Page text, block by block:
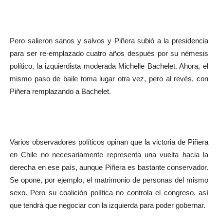
Pero salieron sanos y salvos y Piñera subió a la presidencia
para ser re-emplazado cuatro años después por su némesis
político, la izquierdista moderada Michelle Bachelet. Ahora, el
mismo paso de baile toma lugar otra vez, pero al revés, con
Piñera remplazando a Bachelet.
Varios observadores políticos opinan que la victoria de Piñera
en Chile no necesariamente representa una vuelta hacia la
derecha en ese país, aunque Piñera es bastante conservador.
Se opone, por ejemplo, el matrimonio de personas del mismo
sexo. Pero su coalición política no controla el congreso, así
que tendrá que negociar con la izquierda para poder gobernar.